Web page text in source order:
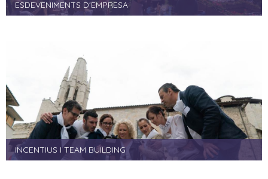
ESDEVENIMENTS D'EMPRESA
INCENTIUS I TEAM BUILDING